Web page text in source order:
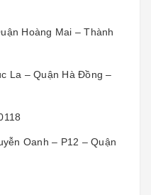
Hoàng Mai – Thành
La – Quận Hà Đồng –
Oanh – P12 – Quận